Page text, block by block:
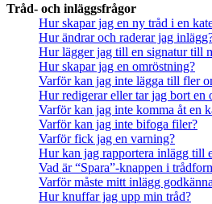
Tråd- och inläggsfrågor
Hur skapar jag en ny tråd i en
Hur ändrar och raderar jag
Hur lägger jag till en signatur till
Hur skapar jag en omröstning?
Varför kan jag inte lägga till fler
Hur redigerar eller tar jag bort en
Varför kan jag inte komma åt en
Varför kan jag inte bifoga filer?
Varför fick jag en varning?
Hur kan jag rapportera inlägg till
Vad är “Spara”-knappen i
Varför måste mitt inlägg
Hur knuffar jag upp min tråd?